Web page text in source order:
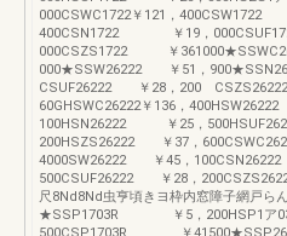
000CSWC1722￥121，400CSW1722
400CSN1722 ￥19，
000CSZS1722 ￥
000★SSW26222 ￥51，
CSUF26222 ￥28，200
60GHSWC26222￥136，
100HSN26222 ￥25，
200HSZS26222 ￥37，
4000SW26222 ￥45，
500CSUF26222 ￥28，
尺8Nd8Nd虫亨頃きヨ枠内窓障子網戸ら
★SSP1703R ￥5，200HSP1